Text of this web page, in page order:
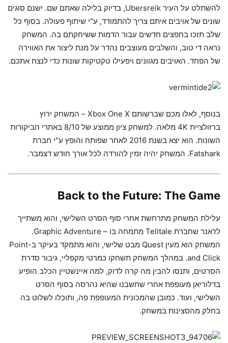
להשתלט על העיר Ubersreik, בדיוק בלילה שאתם שם. ישנם סוגים
שונים של אויבים איתם צריך להתמודד, ע"י שיתוף פעולה. בסוף כל
שלב תזכו בחפצים חדשים עבור הדמות ששיחקתם בה. המשחק
נראה די טוב, והשלבים מעוצבים נהדר על מנת ליצור את האווירה
של הפחד. האויבים מגוונים ויפעילו טקטיקות שונות כדי לנצח אתכם.
בנוסף, לאלו מכם שברשותם Xbox One X – המשחק ירוץ
ברזולציית 4K מלאה. למשחק ציון ממוצע של 8/10 באתרי הביקורות
השונות. הוא יצא בשנת 2016 לאחר שפותח והופץ ע"י חברת
Fatshark. המשחק יהיה זמין להורדה לכל אורך חודש דצמבר.
Back to the Future: The Game
עלילת המשחק מתרחשת אחרי סוף הסרט השלישי, והוא משתייך
לז'אנר שחברת Telltale מתמחה בו – Graphic Adventure.
המשחק הוא מעין Quest מבט שלישי, והוא מתמקד בעיקר ב-Point
and Click. במהלך המשחק תשחקו כמרטי מקפליי, גיבור סדרת
הסרטים, ותנסו להבין מה קרה לדוק, למה איינשטיין הכלב הופיע
בדלוריאן מעופפת אחרי שחשבנו שהיא נהרסה בסוף הסרט
השלישי, ועוד. כמובן שהמכונית המעופפת פה, ותוכלו לשלוט בה
בחלק מהסצינות במשחק.